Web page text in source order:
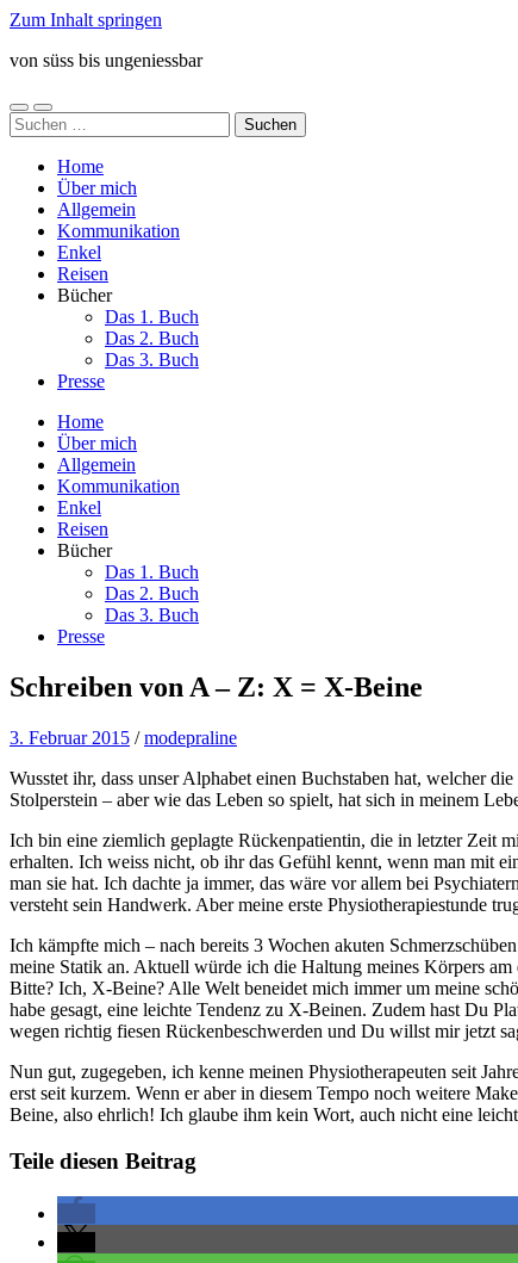
Zum Inhalt springen
von süss bis ungeniessbar
Mobile-
Menü
Suchfeld
ein-/ausblenden
Suchen
nach:
Home
Über mich
Allgemein
Kommunikation
Enkel
Reisen
Bücher
Das 1. Buch
Das 2. Buch
Das 3. Buch
Presse
Home
Über mich
Allgemein
Kommunikation
Enkel
Reisen
Bücher
Das 1. Buch
Das 2. Buch
Das 3. Buch
Presse
Schreiben von A – Z: X = X-Beine
3. Februar 2015 /modepraline
Wusstet ihr, dass unser Alphabet einen Buchstaben hat, welcher
Stolperstein – aber wie das Leben so spielt, hat sich in meinem
Ich bin eine ziemlich geplagte Rückenpatientin, die in letzter Zeit
erhalten. Ich weiss nicht, ob ihr das Gefühl kennt, wenn man mit
man sie hat. Ich dachte ja immer, das wäre vor allem bei
versteht sein Handwerk. Aber meine erste Physiotherapiestunde
Ich kämpfte mich – nach bereits 3 Wochen akuten
meine Statik an. Aktuell würde ich die Haltung meines Körpers
Bitte? Ich, X-Beine? Alle Welt beneidet mich immer um meine
habe gesagt, eine leichte Tendenz zu X-Beinen. Zudem hast Du
wegen richtig fiesen Rückenbeschwerden und Du willst mir jetzt
Nun gut, zugegeben, ich kenne meinen Physiotherapeuten seit
erst seit kurzem. Wenn er aber in diesem Tempo noch weitere
Beine, also ehrlich! Ich glaube ihm kein Wort, auch nicht eine
Teile diesen Beitrag